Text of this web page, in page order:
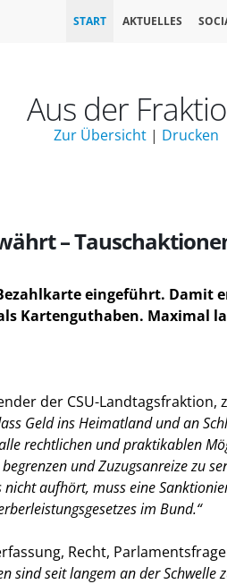
START AKTUELLES
Aus der
Zur Übersicht| Drucken
–
eingeführt.
Kartenguthaben. Maximal
der CSU-Landtagsfraktion,
Geld ins Heimatland und an
rechtlichen und praktikablen
und Zuzugsanreize zu
aufhört, muss eine
im Bund.“
Recht,
seit langem an der Schwelle